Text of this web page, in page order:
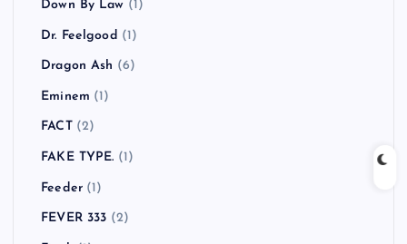
Down By Law (1)
Dr. Feelgood (1)
Dragon Ash (6)
Eminem (1)
FACT(2)
FAKE TYPE. (1)
Feeder(1)
FEVER 333 (2)